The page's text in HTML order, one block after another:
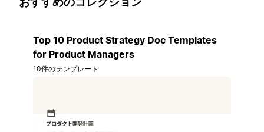
Top 10 Product Strategy Doc Templates
for Product Managers
10件のテンプレート